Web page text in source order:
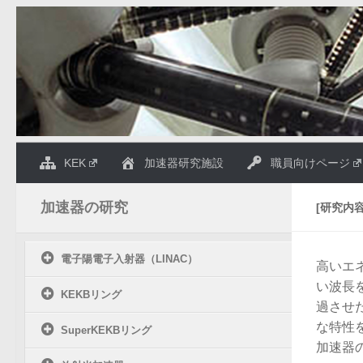
コンテンツへスキップ
KEK 加速器研究施設 職員向けページ
[研究内
高いエ
い波長
過させ
な特性
加速器
加速器の研究
電子陽電子入射器（LINAC）
KEKBリング
SuperKEKBリング